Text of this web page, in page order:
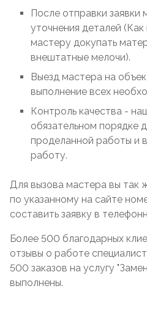
После отправки
уточнения деталей
мастеру докупать
внештатные мелочи).
Выезд мастера на
выполнение всех
Контроль качества -
обязательном порядке
проделанной работы и
работу.
Для вызова мастера вы так
по указанному на сайте
составить заявку в
Более 500 благодарных
отзывы о работе
500 заказов на услугу
выполнены.